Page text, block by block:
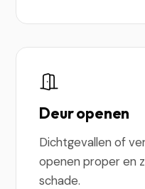
Deur openen
Dichtgevallen of
openen proper en
schade.